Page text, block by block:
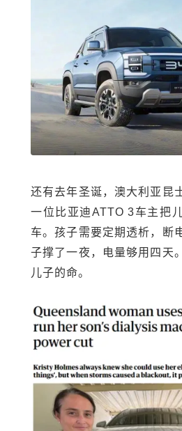
还有去年圣诞，澳大利亚昆
一位比亚迪ATTO 3车主把
车。孩子需要定期透析，断
子撑了一夜，电量够用四天
儿子的命。